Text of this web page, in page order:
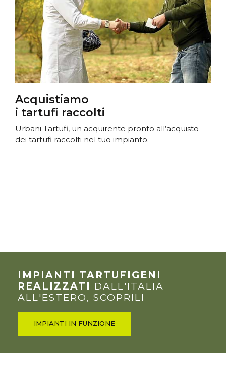
Acquistiamo
i tartufi raccolti
Urbani Tartufi, un acquirente pronto all’acquisto
dei tartufi raccolti nel tuo impianto.
IMPIANTI TARTUFIGENI
REALIZZATI DALL'ITALIA
ALL'ESTERO, SCOPRILI
IMPIANTI IN FUNZIONE